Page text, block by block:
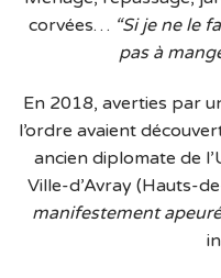
corvées… “Si je ne le
pas à
En 2018, averties par
l’ordre avaient
ancien diplomate de
Ville-d’Avray (Hauts-
manifestement